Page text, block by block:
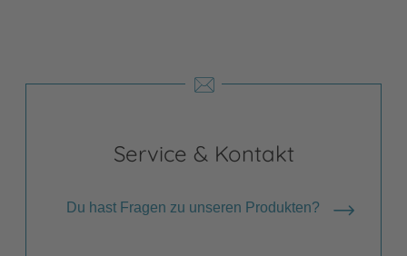
Service & Kontakt
Du hast Fragen zu unseren Produkten?